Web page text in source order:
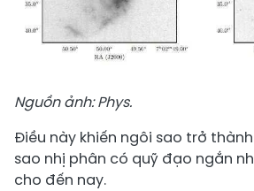
Nguồn ảnh: Phys.
Điều này khiến ngôi sao trở
sao nhị phân có quỹ đạo ngắn
cho đến nay.